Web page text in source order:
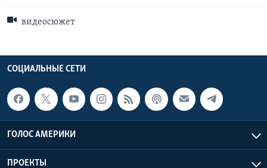
видеосюжет
СОЦИАЛЬНЫЕ СЕТИ
ГОЛОС АМЕРИКИ
ПРОЕКТЫ